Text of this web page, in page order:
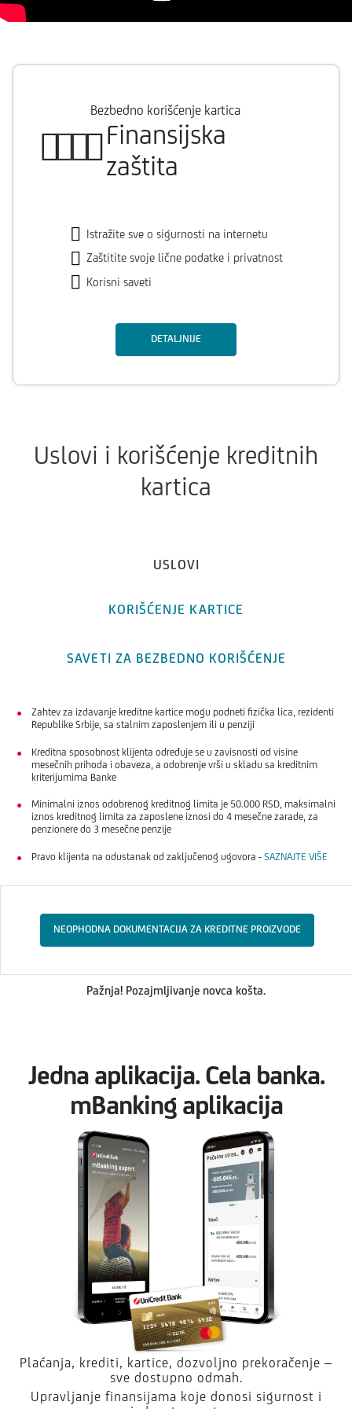
Bezbedno korišćenje kartica
Finansijska
zaštita
Istražite sve o sigurnosti na internetu
Zaštitite svoje lične podatke i privatnost
Korisni saveti
DETALJNIJE
Uslovi i korišćenje kreditnih
kartica
USLOVI
KORIŠĆENJE KARTICE
SAVETI ZA BEZBEDNO KORIŠĆENJE
Zahtev za izdavanje kreditne kartice mogu podneti fizička lica, rezidenti
Republike Srbije, sa stalnim zaposlenjem ili u penziji
Kreditna sposobnost klijenta određuje se u zavisnosti od visine
mesečnih prihoda i obaveza, a odobrenje vrši u skladu sa kreditnim
kriterijumima Banke
Minimalni iznos odobrenog kreditnog limita je 50.000 RSD, maksimalni
iznos kreditnog limita za zaposlene iznosi do 4 mesečne zarade, za
penzionere do 3 mesečne penzije
Pravo klijenta na odustanak od zaključenog ugovora - SAZNAJTE VIŠE
NEOPHODNA DOKUMENTACIJA ZA KREDITNE PROIZVODE
Pažnja! Pozajmljivanje novca košta.
Jedna aplikacija. Cela banka.
mBanking aplikacija
Plaćanja, krediti, kartice, dozvoljno prekoračenje –
sve dostupno odmah.
Upravljanje finansijama koje donosi sigurnost i